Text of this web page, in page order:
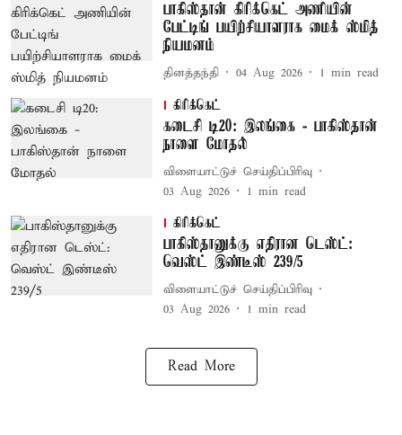
பாகிஸ்தான் கிரிக்கெட் அணியின்
பேட்டிங் பயிற்சியாளராக மைக் ஸ்மித்
நியமனம்
தினத்தந்தி 04 Aug 2026 1 min read
கிரிக்கெட்
கடைசி டி20: இலங்கை - பாகிஸ்தான்
நாளை மோதல்
விளையாட்டுச் செய்திப்பிரிவு
03 Aug 2026
1 min read
கிரிக்கெட்
பாகிஸ்தானுக்கு எதிரான டெஸ்ட்:
வெஸ்ட் இண்டீஸ் 239/5
விளையாட்டுச் செய்திப்பிரிவு
03 Aug 2026
1 min read
Read More